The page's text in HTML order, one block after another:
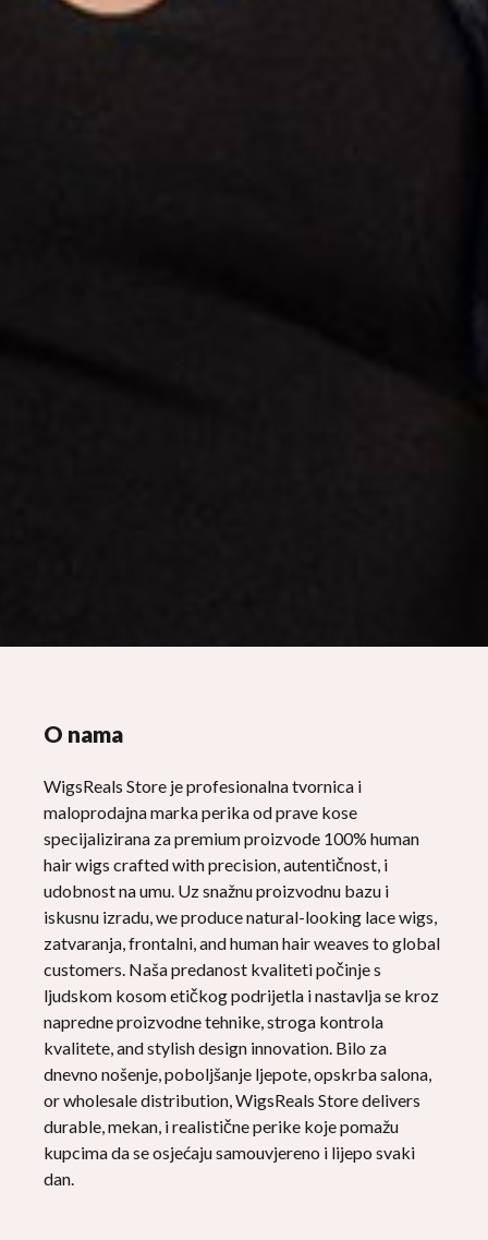
O nama
WigsReals Store je profesionalna tvornica i
maloprodajna marka perika od prave kose
specijalizirana za premium proizvode 100%human
hair wigs crafted with precision, autentičnost, i
udobnost na umu. Uz snažnu proizvodnu bazu i
iskusnu izradu,we produce natural-looking lace wigs,
zatvaranja, frontalni,and human hair weaves to global
customers. Naša predanost kvaliteti počinje s
ljudskom kosom etičkog podrijetla i nastavlja se kroz
napredne proizvodne tehnike, stroga kontrola
kvalitete,and stylish design innovation. Bilo za
dnevno nošenje, poboljšanje ljepote, opskrba salona,
or wholesale distribution,WigsReals Store delivers
durable, mekan, i realistične perike koje pomažu
kupcima da se osjećaju samouvjereno i lijepo svaki
dan.